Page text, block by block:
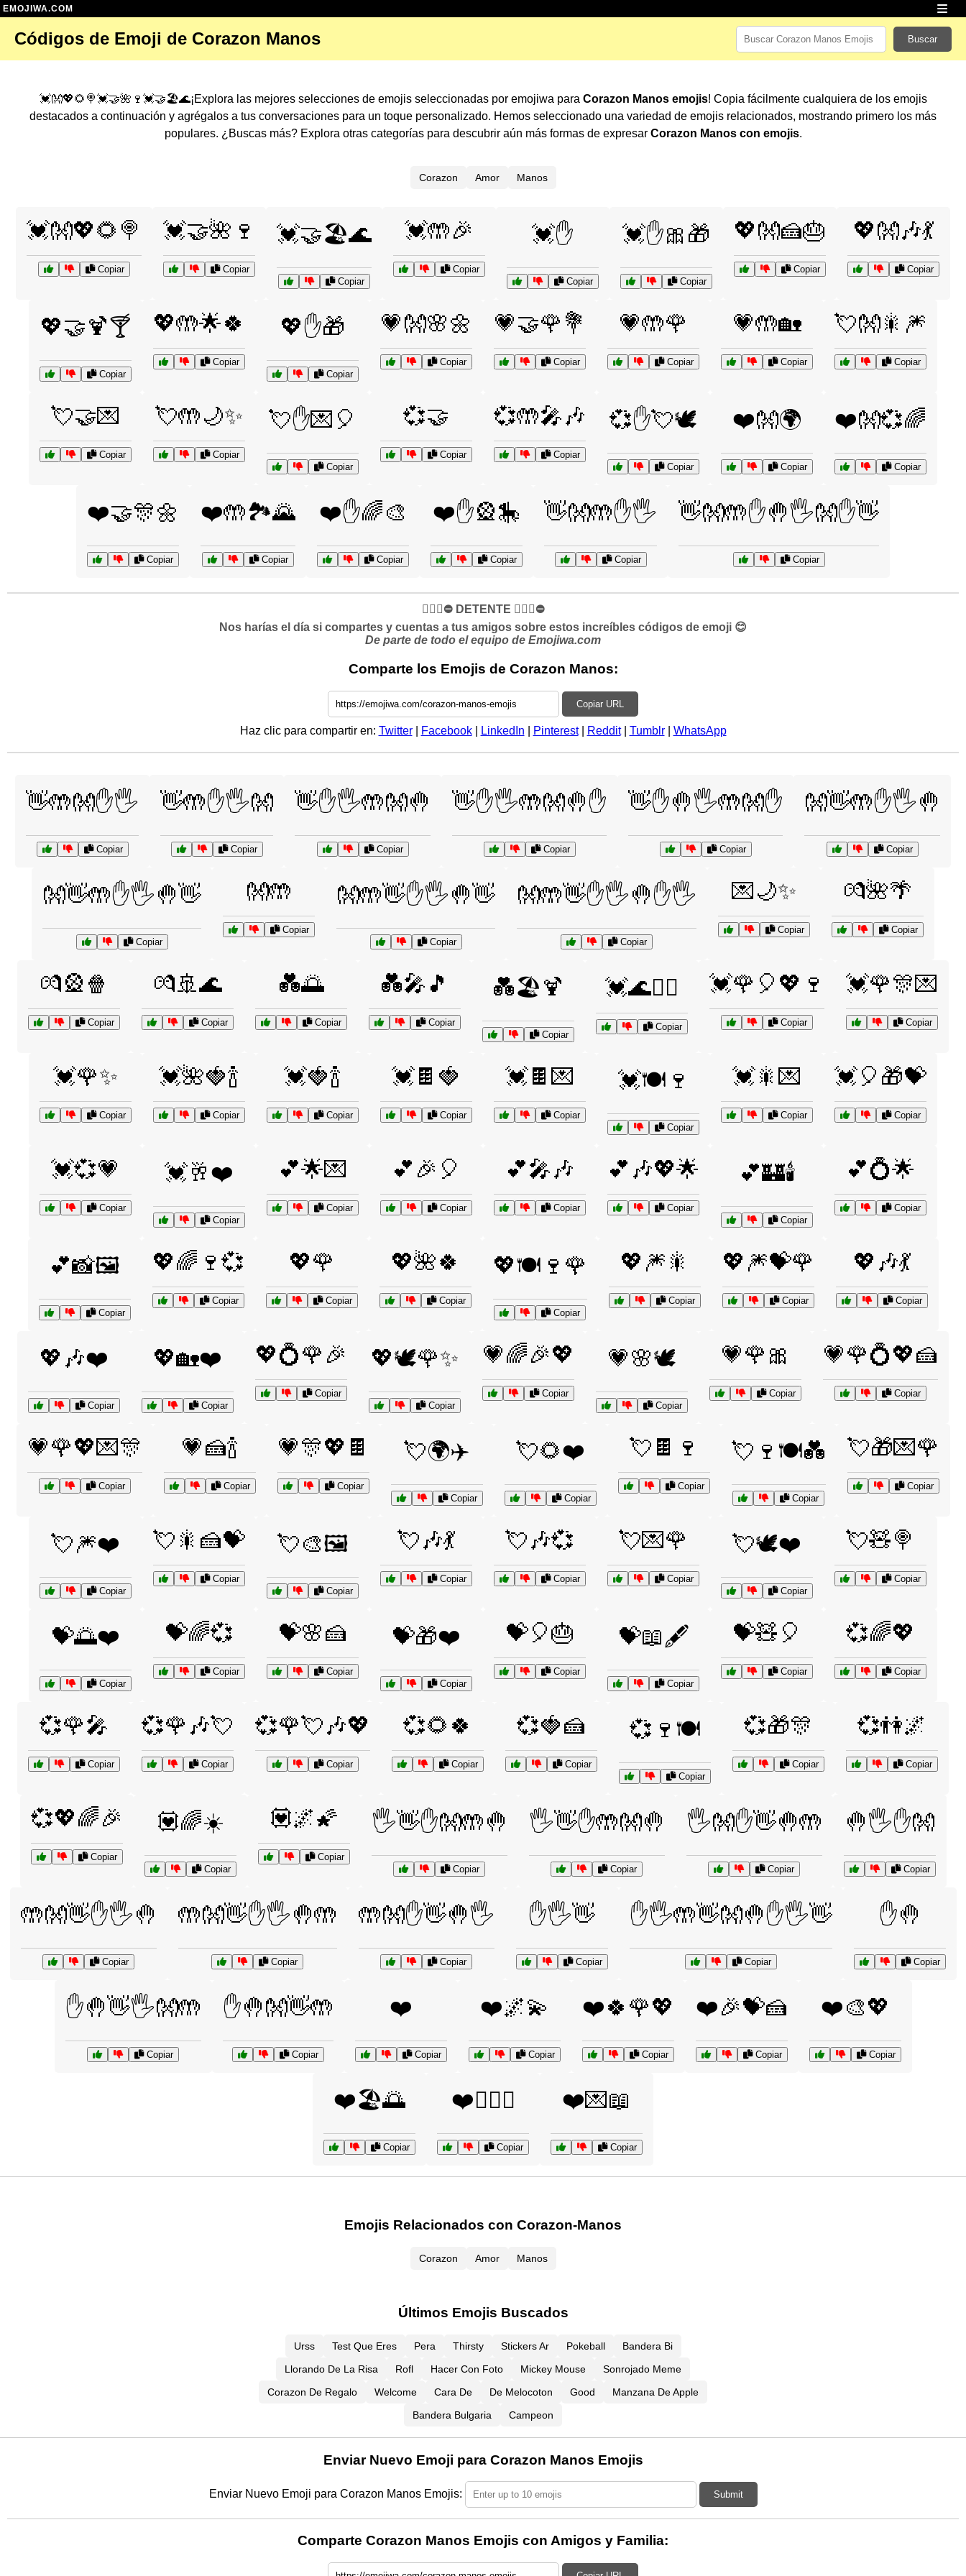
EMOJIWA.COM
Códigos de Emoji de Corazon Manos Buscar
💓👐💖🌻🍭💓🤝🌺🍷💓🤝🏖️🌊¡Explora las mejores selecciones de emojis seleccionadas por emojiwa para Corazon Manos emojis! Copia fácilmente cualquiera de los emojis
destacados a continuación y agrégalos a tus conversaciones para un toque personalizado. Hemos seleccionado una variedad de emojis relacionados, mostrando primero los más
populares. ¿Buscas más? Explora otras categorías para descubrir aún más formas de expresar Corazon Manos con emojis.
Corazon Amor Manos
💓👐💖🌻🍭
Copiar
💓🤝🌺🍷
Copiar
💓🤝🏖️🌊
Copiar
💓🤲🎉
Copiar
💓✋
Copiar
💓✋🎀🎁
Copiar
💖👐🍰🎂
Copiar
💖👐🎶💃
Copiar
💖🤝🍹🍸
Copiar
💖🤲🌟🍀
Copiar
💖✋🎁
Copiar
💗👐🌸🌼
Copiar
💗🤝🌹💐
Copiar
💗🤲🌹
Copiar
💗🤲🏡
Copiar
💘👐🎇🎆
Copiar
💘🤝💌
Copiar
💘🤲🌙✨
Copiar
💘✋💌🎈
Copiar
💞🤝
Copiar
💞🤲🎤🎶
Copiar
💞✋💘🕊️
Copiar
❤️👐🌍
Copiar
❤️👐💞🌈
Copiar
❤️🤝🎊🌼
Copiar
❤️🤲🏞️🌄
Copiar
❤️✋🌈🎨
Copiar
❤️✋🎡🎠
Copiar
👋👐🤲✋🖐️
Copiar
👋👐🤲✋🤚🖐️👐✋👋
Copiar
✋🏻🛑⛔️ DETENTE ✋🏻🛑⛔️
Nos harías el día si compartes y cuentas a tus amigos sobre estos increíbles códigos de emoji 😊
De parte de todo el equipo de Emojiwa.com
Comparte los Emojis de Corazon Manos:
Copiar URL
Haz clic para compartir en: Twitter| Facebook| LinkedIn Pinterest| Reddit| Tumblr| WhatsApp
👋🤲👐✋🖐️
Copiar
👋🤲✋🖐️👐
Copiar
👋✋🖐️🤲👐🤚
Copiar
👋✋🖐️🤲👐🤚✋
Copiar
👋✋🤚🖐️🤲👐✋
Copiar
👐👋🤲✋🖐️🤚
Copiar
👐👋🤲✋🖐️🤚👋
Copiar
👐🤲
Copiar
👐🤲👋✋🖐️🤚👋
Copiar
👐🤲👋✋🖐️🤚✋🖐️
Copiar
💌🌙✨
Copiar
💏🌺🌴
Copiar
💏🎡🍿
Copiar
💏🚢🌊
Copiar
💑🌅
Copiar
💑🎤🎵
Copiar
💑🏖️🍹
Copiar
💓🌊🏄‍♀️
Copiar
💓🌹🎈💖🍷
Copiar
💓🌹🎊💌
Copiar
💓🌹✨
Copiar
💓🌺🍓🍾
Copiar
💓🍓🍾
Copiar
💓🍫🍓
Copiar
💓🍫💌
Copiar
💓🍽️🍷
Copiar
💓🎇💌
Copiar
💓🎈🎁💝
Copiar
💓💞💗
Copiar
💓🥂❤️
Copiar
💕🌟💌
Copiar
💕🎉🎈
Copiar
💕🎤🎶
Copiar
💕🎶💖🌟
Copiar
💕🏰🕯️
Copiar
💕💍🌟
Copiar
💕📸🖼️
Copiar
💖🌈🍷💞
Copiar
💖🌹
Copiar
💖🌺🍀
Copiar
💖🍽️🍷🌹
Copiar
💖🎆🎇
Copiar
💖🎆💝🌹
Copiar
💖🎶💃
Copiar
💖🎶❤️
Copiar
💖🏡❤️
Copiar
💖💍🌹🎉
Copiar
💖🕊️🌹✨
Copiar
💗🌈🎉💖
Copiar
💗🌸🕊️
Copiar
💗🌹🎀
Copiar
💗🌹💍💖🍰
Copiar
💗🌹💖💌🎊
Copiar
💗🍰🍾
Copiar
💗🎊💖🍫
Copiar
💘🌍✈️
Copiar
💘🌻❤️
Copiar
💘🍫🍷
Copiar
💘🍷🍽️💑
Copiar
💘🎁💌🌹
Copiar
💘🎆❤️
Copiar
💘🎇🍰💝
Copiar
💘🎨🖼️
Copiar
💘🎶💃
Copiar
💘🎶💞
Copiar
💘💌🌹
Copiar
💘🕊️❤️
Copiar
💘🧸🍭
Copiar
💝🌅❤️
Copiar
💝🌈💞
Copiar
💝🌸🍰
Copiar
💝🎁❤️
Copiar
💝🎈🎂
Copiar
💝📖🖋️
Copiar
💝🧸🎈
Copiar
💞🌈💖
Copiar
💞🌹🎤
Copiar
💞🌹🎶💘
Copiar
💞🌹💘🎶💖
Copiar
💞🌻🍀
Copiar
💞🍓🍰
Copiar
💞🍷🍽️
Copiar
💞🎁🎊
Copiar
💞👫🌌
Copiar
💞💖🌈🎉
Copiar
💟🌈☀️
Copiar
💟🌌🌠
Copiar
🖐️👋✋👐🤲🤚
Copiar
🖐️👋✋🤲👐🤚
Copiar
🖐️👐✋👋🤚🤲
Copiar
🤚🖐️✋👐
Copiar
🤲👐👋✋🖐️🤚
Copiar
🤲👐👋✋🖐️🤚🤲
Copiar
🤲👐✋👋🤚🖐️
Copiar
✋🖐️👋
Copiar
✋🖐️🤲👋👐🤚✋🖐️👋
Copiar
✋🤚
Copiar
✋🤚👋🖐️👐🤲
Copiar
✋🤚👐👋🤲
Copiar
❤️
Copiar
❤️🌌💫
Copiar
❤️🍀🌹💖
Copiar
❤️🎉💝🍰
Copiar
❤️🎨💖
Copiar
❤️🏖️🌅
Copiar
❤️👩‍❤️‍👨
Copiar
❤️💌📖
Copiar
Emojis Relacionados con Corazon-Manos
Corazon Amor Manos
Últimos Emojis Buscados
Urss Test Que Eres Pera Thirsty Stickers Ar Pokeball
Bandera Bi
Llorando De La Risa
Rofl Hacer Con Foto Mickey Mouse
Sonrojado Meme
Corazon De Regalo
Welcome Cara De De Melocoton Good
Manzana De Apple
Bandera Bulgaria
Campeon
Enviar Nuevo Emoji para Corazon Manos Emojis
Enviar Nuevo Emoji para Corazon Manos Emojis: Submit
Comparte Corazon Manos Emojis con Amigos y Familia: